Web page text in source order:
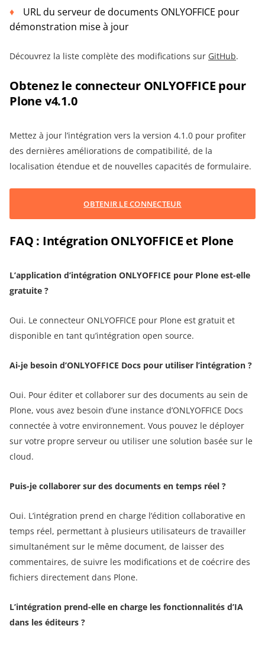
URL du serveur de documents ONLYOFFICE pour
démonstration mise à jour
Découvrez la liste complète des modifications sur GitHub.
Obtenez le connecteur ONLYOFFICE pour
Plone v4.1.0
Mettez à jour l’intégration vers la version 4.1.0 pour profiter
des dernières améliorations de compatibilité, de la
localisation étendue et de nouvelles capacités de formulaire.
OBTENIR LE CONNECTEUR
FAQ : Intégration ONLYOFFICE et Plone
L’application d’intégration ONLYOFFICE pour Plone est-elle
gratuite ?
Oui. Le connecteur ONLYOFFICE pour Plone est gratuit et
disponible en tant qu’intégration open source.
Ai-je besoin d’ONLYOFFICE Docs pour utiliser l’intégration ?
Oui. Pour éditer et collaborer sur des documents au sein de
Plone, vous avez besoin d’une instance d’ONLYOFFICE Docs
connectée à votre environnement. Vous pouvez le déployer
sur votre propre serveur ou utiliser une solution basée sur le
cloud.
Puis-je collaborer sur des documents en temps réel ?
Oui. L’intégration prend en charge l’édition collaborative en
temps réel, permettant à plusieurs utilisateurs de travailler
simultanément sur le même document, de laisser des
commentaires, de suivre les modifications et de coécrire des
fichiers directement dans Plone.
L’intégration prend-elle en charge les fonctionnalités d’IA
dans les éditeurs ?